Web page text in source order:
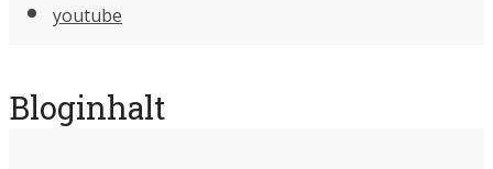
youtube
Bloginhalt